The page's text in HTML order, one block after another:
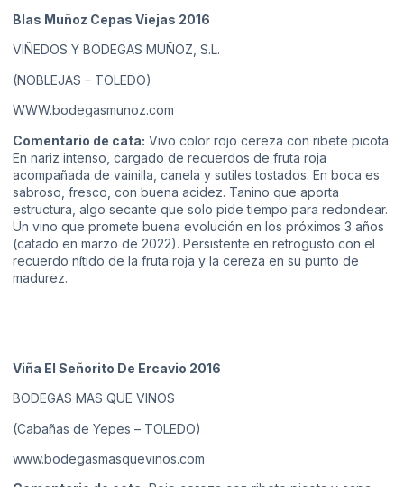
Blas Muñoz Cepas Viejas 2016
VIÑEDOS Y BODEGAS MUÑOZ, S.L.
(NOBLEJAS – TOLEDO)
WWW.bodegasmunoz.com
Comentario de cata: Vivo color rojo cereza con ribete picota.
En nariz intenso, cargado de recuerdos de fruta roja
acompañada de vainilla, canela y sutiles tostados. En boca es
sabroso, fresco, con buena acidez. Tanino que aporta
estructura, algo secante que solo pide tiempo para redondear.
Un vino que promete buena evolución en los próximos 3 años
(catado en marzo de 2022). Persistente en retrogusto con el
recuerdo nítido de la fruta roja y la cereza en su punto de
madurez.
Viña El Señorito De Ercavio 2016
BODEGAS MAS QUE VINOS
(Cabañas de Yepes – TOLEDO)
www.bodegasmasquevinos.com